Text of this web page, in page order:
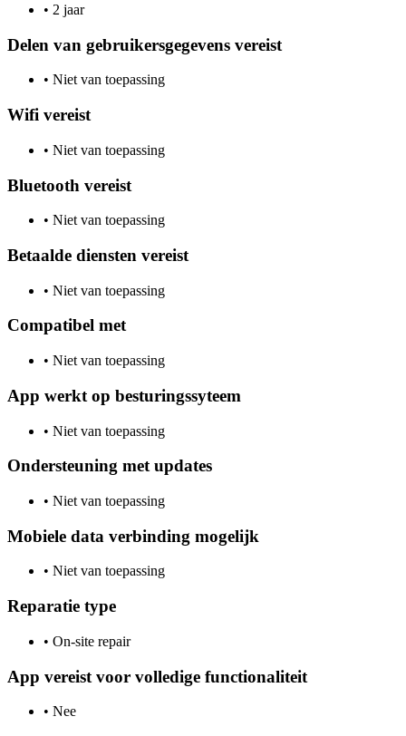
• 2 jaar
Delen van gebruikersgegevens vereist
• Niet van toepassing
Wifi vereist
• Niet van toepassing
Bluetooth vereist
• Niet van toepassing
Betaalde diensten vereist
• Niet van toepassing
Compatibel met
• Niet van toepassing
App werkt op besturingssyteem
• Niet van toepassing
Ondersteuning met updates
• Niet van toepassing
Mobiele data verbinding mogelijk
• Niet van toepassing
Reparatie type
• On-site repair
App vereist voor volledige functionaliteit
• Nee